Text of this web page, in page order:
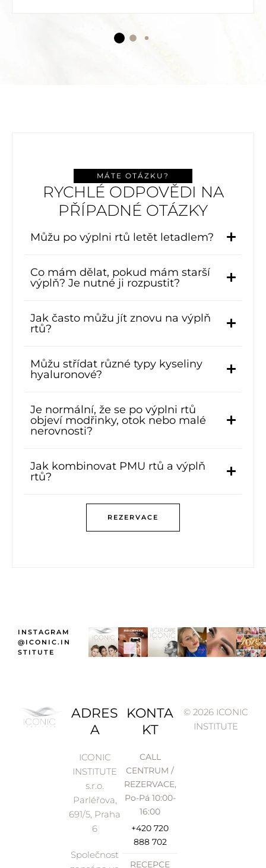
MÁTE OTÁZKU?
RYCHLÉ ODPOVĚDI NA
PŘÍPADNÉ OTÁZKY
Můžu po výplni rtů letět letadlem?
Co mám dělat, pokud mám starší
výplň? Je nutné ji rozpustit?
Jak často můžu jít znovu na výplň
rtů?
Můžu střídat různé typy kyseliny
hyaluronové?
Je normální, že se po výplni rtů
objeví modřinky, otok nebo malé
nerovnosti?
Jak kombinovat PMU rtů a výplň
rtů?
REZERVACE
INSTAGRAM
@ICONIC.IN
STITUTE
ADRES
A
ICONIC
INSTITUTE
s.r.o.
Parléřova,
691/5, Praha
6
Společnost
KONTA
KT
CALL
CENTRUM /
REZERVACE,
Po-Pá 10:00-
16:00
+420 720
888 702
RECEPCE
© 2026 ICONIC
INSTITUTE